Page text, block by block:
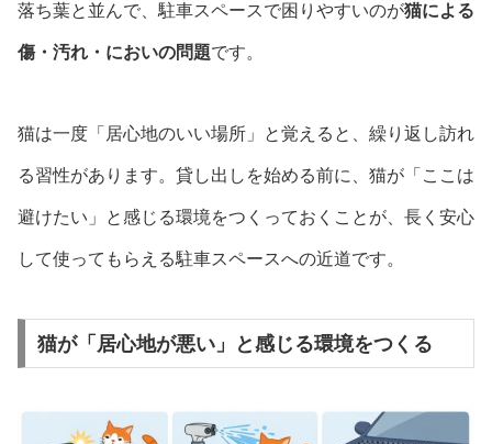
落ち葉と並んで、駐車スペースで困りやすいのが猫による
傷・汚れ・においの問題です。
猫は一度「居心地のいい場所」と覚えると、繰り返し訪れ
る習性があります。貸し出しを始める前に、猫が「ここは
避けたい」と感じる環境をつくっておくことが、長く安心
して使ってもらえる駐車スペースへの近道です。
猫が「居心地が悪い」と感じる環境をつくる